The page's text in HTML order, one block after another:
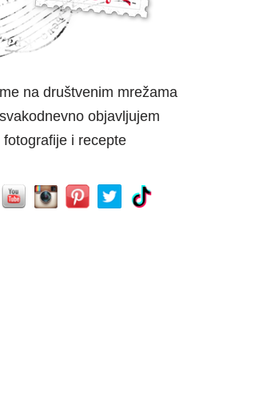
na društvenim mrežama
objavljujem
fotografije i recepte